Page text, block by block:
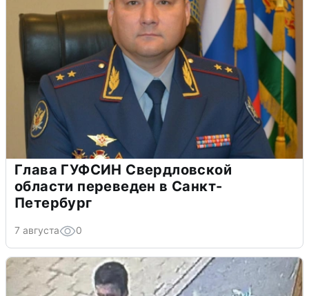
Глава ГУФСИН Свердловской
области переведен в Санкт-
Петербург
7 августа 0